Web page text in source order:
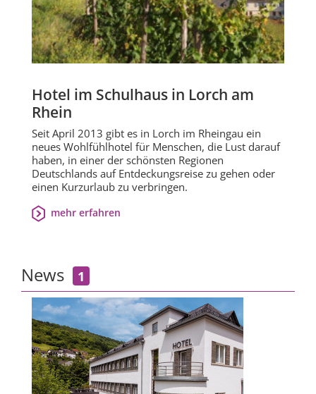
Hotel im Schulhaus in Lorch am
Rhein
Seit April 2013 gibt es in Lorch im Rheingau ein
neues Wohlfühlhotel für Menschen, die Lust darauf
haben, in einer der schönsten Regionen
Deutschlands auf Entdeckungsreise zu gehen oder
einen Kurzurlaub zu verbringen.
mehr erfahren
News 1